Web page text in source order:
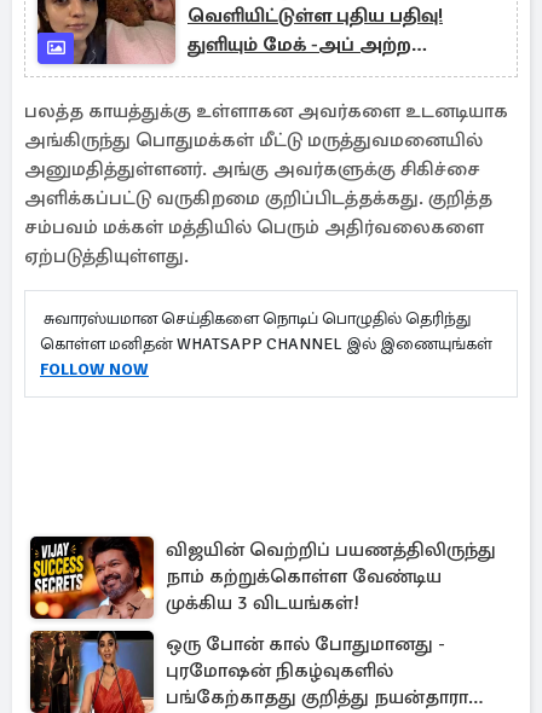
வெளியிட்டுள்ள புதிய பதிவு!
துளியும் மேக் -அப் அற்ற
புகைப்படம் வைரல்
பலத்த காயத்துக்கு உள்ளாகன அவர்களை உடனடியாக
அங்கிருந்து பொதுமக்கள் மீட்டு மருத்துவமனையில்
அனுமதித்துள்ளனர். அங்கு அவர்களுக்கு சிகிச்சை
அளிக்கப்பட்டு வருகிறமை குறிப்பிடத்தக்கது. குறித்த
சம்பவம் மக்கள் மத்தியில் பெரும் அதிர்வலைகளை
ஏற்படுத்தியுள்ளது.
சுவாரஸ்யமான செய்திகளை நொடிப் பொழுதில் தெரிந்து
கொள்ள மனிதன் WHATSAPP CHANNEL இல் இணையுங்கள்
FOLLOW NOW
விஜயின் வெற்றிப் பயணத்திலிருந்து
நாம் கற்றுக்கொள்ள வேண்டிய
முக்கிய 3 விடயங்கள்!
ஒரு போன் கால் போதுமானது -
புரமோஷன் நிகழ்வுகளில்
பங்கேற்காதது குறித்து நயன்தாரா